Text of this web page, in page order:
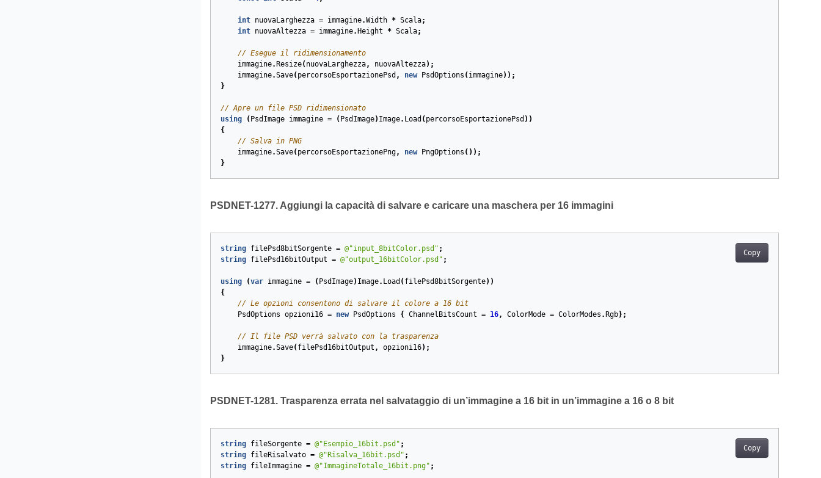
int nuovaLarghezza = immagine.Width * Scala;
int
nuovaAltezza = immagine. Height * Scala;
// Esegue il ridimensionamento
immagine. Resize( nuovaLarghezza, nuovaAltezza);
immagine.Save( percorsoEsportazionePsd , new PsdOptions ( immagine));
}
// Apre un file PSD ridimensionato
using
( PsdImage immagine = ( PsdImage) Image. Load ( percorsoEsportazionePsd ))
{
// Salva in PNG
immagine.Save( percorsoEsportazionePng, new PngOptions ());
}
PSDNET-1277. Aggiungi la capacità di salvare e caricare una maschera per 16 immagini
Copy
string filePsd8bitSorgente = @"input_8bitColor.psd" ;
string
filePsd16bitOutput = @"output_16bitColor.psd" ;
using (var immagine = ( PsdImage) Image. Load ( filePsd8bitSorgente))
{
// Le opzioni consentono di salvare il colore a 16 bit
PsdOptions opzioni16 = new PsdOptions { ChannelBitsCount = 16, ColorMode = ColorModes . Rgb};
// Il file PSD verrà salvato con la trasparenza
immagine.Save( filePsd16bitOutput , opzioni16);
}
PSDNET-1281. Trasparenza errata nel salvataggio di un’immagine a 16 bit in un’immagine a 16 o 8 bit
Copy
string fileSorgente = @"Esempio_16bit.psd" ;
string
fileRisalvato = @"Risalva_16bit.psd" ;
string
fileImmagine = @"ImmagineTotale_16bit.png" ;